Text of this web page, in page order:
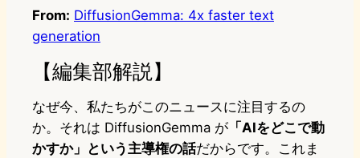
From: DiffusionGemma: 4x faster text
generation
【編集部解説】
なぜ今、私たちがこのニュースに注目するの
か。それは DiffusionGemma が 「AIをどこで動
かすか」という主導権の話だからです。これま